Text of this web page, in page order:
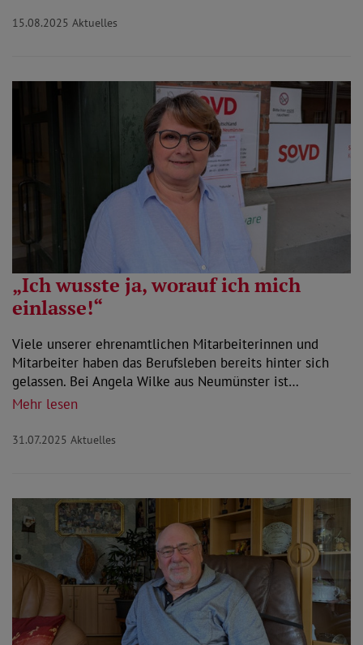
15.08.2025 Aktuelles
„Ich wusste ja, worauf ich mich
einlasse!“
Viele unserer ehrenamtlichen Mitarbeiterinnen und
Mitarbeiter haben das Berufsleben bereits hinter sich
gelassen. Bei Angela Wilke aus Neumünster ist…
Mehr lesen
31.07.2025 Aktuelles